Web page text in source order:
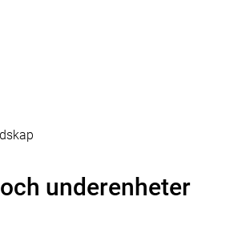
underenheter